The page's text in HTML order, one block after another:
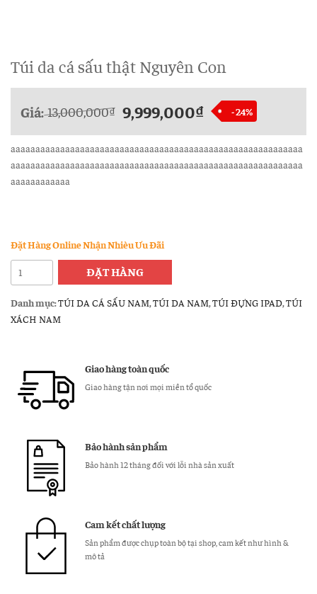
Túi da cá sấu thật Nguyên Con
Giá: 13,000,000₫ 9,999,000₫ - 24%
aaaaaaaaaaaaaaaaaaaaaaaaaaaaaaaaaaaaaaaaaaaaaaaaaaaaaaaaaaa
aaaaaaaaaaaaaaaaaaaaaaaaaaaaaaaaaaaaaaaaaaaaaaaaaaaaaaaaaaa
aaaaaaaaaaaa
Đặt Hàng Online Nhận Nhièu Ưu Đãi
Túi
da
cá
sấu
lượng
ĐẶT HÀNG
Danh mục:TÚI DA CÁ SẤU NAM,TÚI DA NAM,TÚI ĐỰNG IPAD,TÚI
XÁCH NAM
Giao hàng toàn quốc
Giao hàng tận nơi mọi miền tổ quốc
Bảo hành sản phẩm
Bảo hành 12 tháng đối với lỗi nhà sản xuất
Cam kết chất lượng
Sản phẩm được chụp toàn bộ tại shop, cam kết như hình &
mô tả